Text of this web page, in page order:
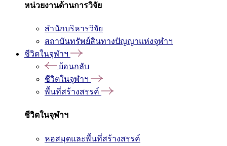
หน่วยงานด้านการวิจัย
สำนักบริหารวิจัย
สถาบันทรัพย์สินทางปัญญาแห่งจุฬาฯ
ชีวิตในจุฬาฯ
ย้อนกลับ
ชีวิตในจุฬาฯ
พื้นที่สร้างสรรค์
ชีวิตในจุฬาฯ
หอสมุดและพื้นที่สร้างสรรค์